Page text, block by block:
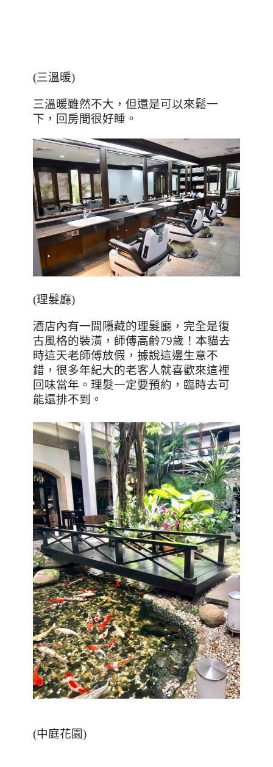
(三溫暖)
三溫暖雖然不大，但還是可以來鬆一
下，回房間很好睡。
(理髮廳)
酒店內有一間隱藏的理髮廳，完全是復
古風格的裝潢，師傅高齡79歲！本貓去
時這天老師傅放假，據說這邊生意不
錯，很多年紀大的老客人就喜歡來這裡
回味當年。理髮一定要預約，臨時去可
能還排不到。
(中庭花園)